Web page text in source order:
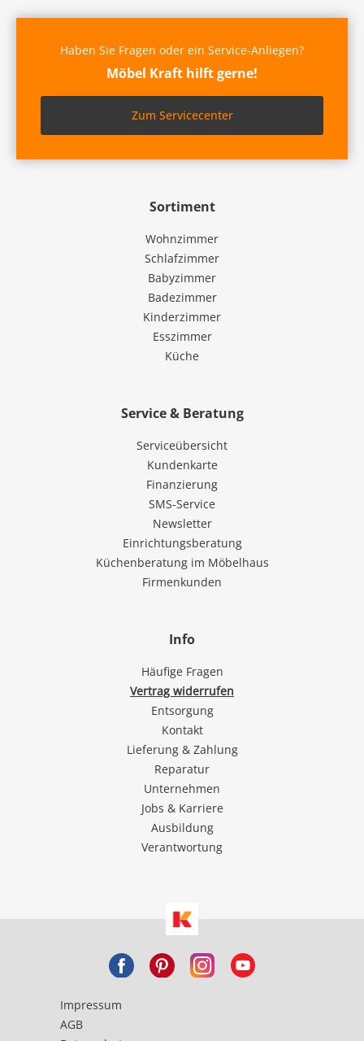
Sortiment
Wohnzimmer
Schlafzimmer
Babyzimmer
Badezimmer
Kinderzimmer
Esszimmer
Küche
Service & Beratung
Serviceübersicht
Kundenkarte
Finanzierung
SMS-Service
Newsletter
Einrichtungsberatung
Küchenberatung im Möbelhaus
Firmenkunden
Info
Häufige Fragen
Vertrag widerrufen
Entsorgung
Kontakt
Lieferung & Zahlung
Reparatur
Unternehmen
Jobs & Karriere
Ausbildung
Verantwortung
Haben Sie Fragen oder ein Service-Anliegen?
Möbel Kraft hilft gerne!
Zum Servicecenter
Impressum
AGB